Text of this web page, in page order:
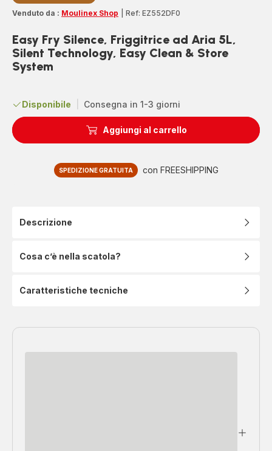
Venduto da : Moulinex Shop Ref: EZ552DF0
Easy Fry Silence, Friggitrice ad Aria 5L,
Silent Technology, Easy Clean & Store
System
Disponibile Consegna in 1-3 giorni
Aggiungi al carrello
SPEDIZIONE GRATUITA con FREESHIPPING
Descrizione
Cosa c’è nella scatola?
Caratteristiche tecniche